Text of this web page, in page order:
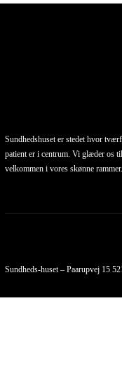
Sundhedshuset er stedet hvor
patient er i centrum. Vi glæder os
velkommen i vores skønne rammer.
Sundheds-huset – Paarupvej 15